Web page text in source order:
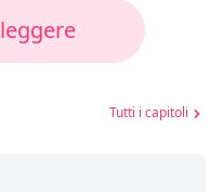
Tutti i capitoli